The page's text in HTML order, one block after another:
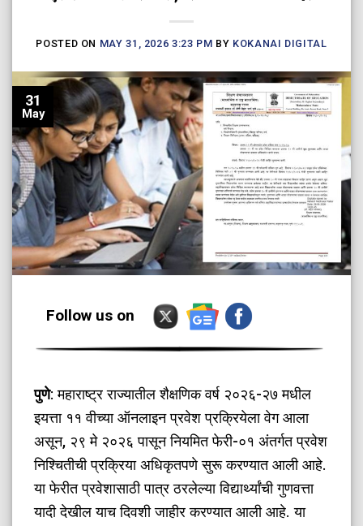
POSTED ON MAY 31, 2026 3:23 PM BY KOKANAI DIGITAL
31
May
Follow us on
पुणे: महाराष्ट्र राज्यातील शैक्षणिक वर्ष २०२६-२७ मधील
इयत्ता ११ वीच्या ऑनलाइन प्रवेश प्रक्रियेला वेग आला
असून, २९ मे २०२६ पासून नियमित फेरी-०१ अंतर्गत प्रवेश
निश्चितीची प्रक्रिया अधिकृतपणे सुरू करण्यात आली आहे.
या फेरीत प्रवेशासाठी पात्र ठरलेल्या विद्यार्थ्यांची गुणवत्ता
यादी देखील याच दिवशी जाहीर करण्यात आली आहे. या